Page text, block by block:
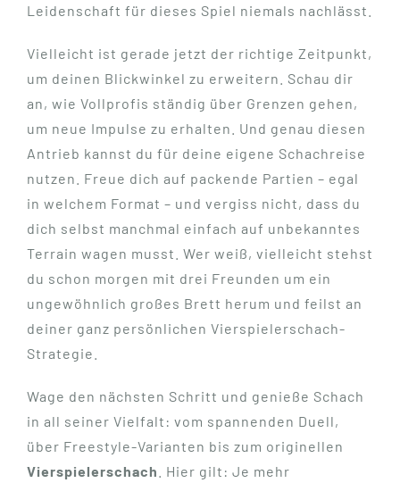
Leidenschaft für dieses Spiel niemals nachlässt.
Vielleicht ist gerade jetzt der richtige Zeitpunkt,
um deinen Blickwinkel zu erweitern. Schau dir
an, wie Vollprofis ständig über Grenzen gehen,
um neue Impulse zu erhalten. Und genau diesen
Antrieb kannst du für deine eigene Schachreise
nutzen. Freue dich auf packende Partien – egal
in welchem Format – und vergiss nicht, dass du
dich selbst manchmal einfach auf unbekanntes
Terrain wagen musst. Wer weiß, vielleicht stehst
du schon morgen mit drei Freunden um ein
ungewöhnlich großes Brett herum und feilst an
deiner ganz persönlichen Vierspielerschach-
Strategie.
Wage den nächsten Schritt und genieße Schach
in all seiner Vielfalt: vom spannenden Duell,
über Freestyle-Varianten bis zum originellen
Vierspielerschach
. Hier gilt: Je mehr